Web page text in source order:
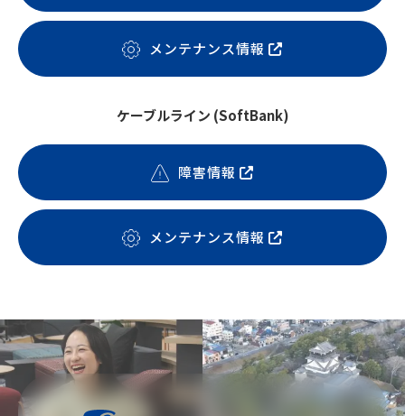
メンテナンス情報
ケーブルライン (SoftBank)
障害情報
メンテナンス情報